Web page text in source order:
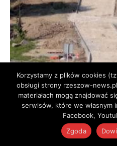
Wielka przebudowa
tempa. Tak wygląda
Redakcja Rzeszów News - 9 sierpnia
Korzystamy z plików cookies
obsługi strony rzeszow-
materiałach mogą znajdować
serwisów, które we własnym
Facebook,
Zgoda